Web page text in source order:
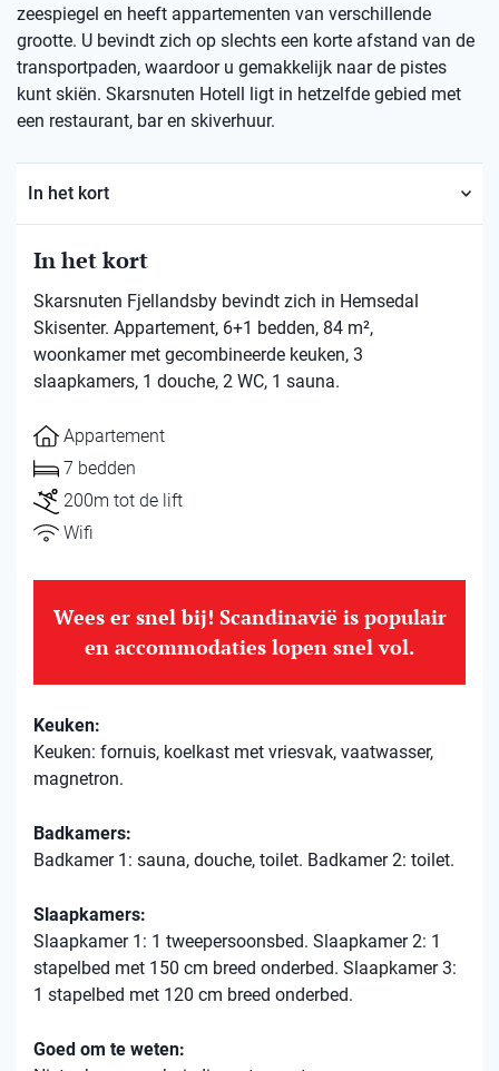
zeespiegel en heeft appartementen van verschillende
grootte. U bevindt zich op slechts een korte afstand van de
transportpaden, waardoor u gemakkelijk naar de pistes
kunt skiën. Skarsnuten Hotell ligt in hetzelfde gebied met
een restaurant, bar en skiverhuur.
In het kort
In het kort
Skarsnuten Fjellandsby bevindt zich in Hemsedal
Skisenter. Appartement, 6+1 bedden, 84 m²,
woonkamer met gecombineerde keuken, 3
slaapkamers, 1 douche, 2 WC, 1 sauna.
Appartement
7 bedden
200m tot de lift
Wifi
Wees er snel bij! Scandinavië is populair
en accommodaties lopen snel vol.
Keuken:
Keuken: fornuis, koelkast met vriesvak, vaatwasser,
magnetron.
Badkamers:
Badkamer 1: sauna, douche, toilet. Badkamer 2: toilet.
Slaapkamers:
Slaapkamer 1: 1 tweepersoonsbed. Slaapkamer 2: 1
stapelbed met 150 cm breed onderbed. Slaapkamer 3:
1 stapelbed met 120 cm breed onderbed.
Goed om te weten: